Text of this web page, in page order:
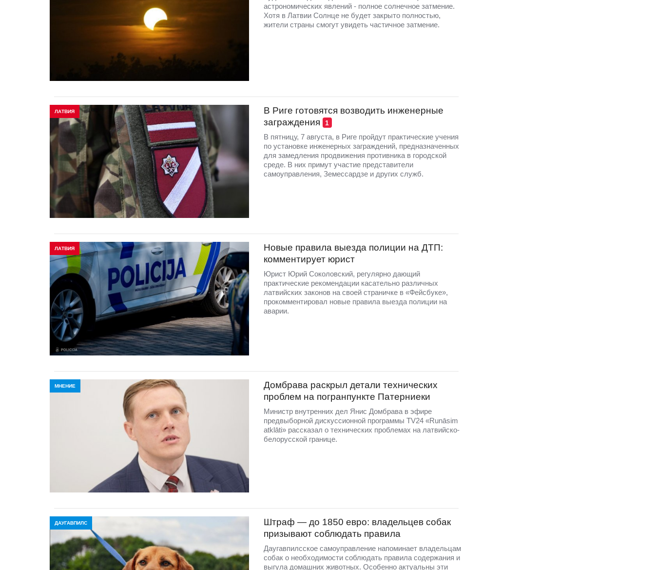
астрономических явлений - полное солнечное затмение.
Хотя в Латвии Солнце не будет закрыто полностью,
жители страны смогут увидеть частичное затмение.
ЛАТВИЯ
В Риге готовятся возводить инженерные
заграждения
1
В пятницу, 7 августа, в Риге пройдут практические учения
по установке инженерных заграждений, предназначенных
для замедления продвижения противника в городской
среде. В них примут участие представители
самоуправления, Земессардзе и других служб.
ЛАТВИЯ
Новые правила выезда полиции на ДТП:
комментирует юрист
Юрист Юрий Соколовский, регулярно дающий
практические рекомендации касательно различных
латвийских законов на своей страничке в «Фейсбуке»,
прокомментировал новые правила выезда полиции на
аварии.
МНЕНИЕ
Домбравa раскрыл детали технических
проблем на погранпункте Патерниеки
Министр внутренних дел Янис Домбрава в эфире
предвыборной дискуссионной программы TV24 «Runāsim
atklāti» рассказал о технических проблемах на латвийско-
белорусской границе.
ДАУГАВПИЛС
Штраф — до 1850 евро: владельцев собак
призывают соблюдать правила
Даугавпилсское самоуправление напоминает владельцам
собак о необходимости соблюдать правила содержания и
выгула домашних животных. Особенно актуальны эти